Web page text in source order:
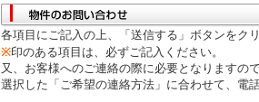
各項目にご記入の上、「送信する」ボタンをク
※印のある項目は、必ずご記入ください。
又、お客様へのご連絡の際に必要となりますので
選択した「ご希望の連絡方法」に合わせて、電